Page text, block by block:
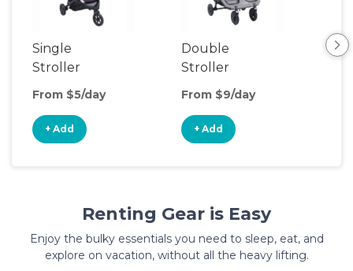
Single
Stroller
From $5/day
+ Add
Double
Stroller
From $9/day
+ Add
Renting Gear is Easy
Enjoy the bulky essentials you need to sleep, eat, and
explore on vacation, without all the heavy lifting.